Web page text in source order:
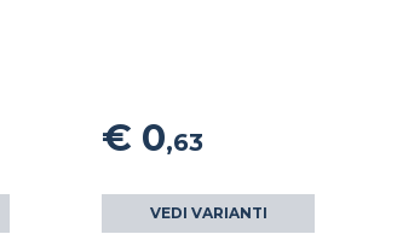
€ 0,63
VEDI VARIANTI